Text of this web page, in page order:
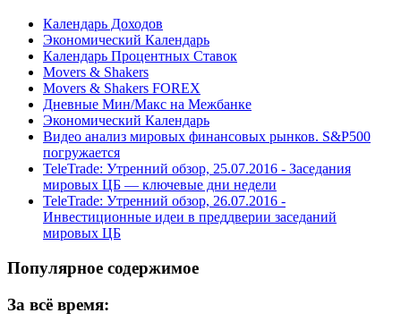
Календарь Доходов
Экономический Календарь
Календарь Процентных Ставок
Movers & Shakers
Movers & Shakers FOREX
Дневные Мин/Макс на Межбанке
Экономический Календарь
Видео анализ мировых финансовых рынков. S&P500
погружается
TeleTrade: Утренний обзор, 25.07.2016 - Заседания
мировых ЦБ — ключевые дни недели
TeleTrade: Утренний обзор, 26.07.2016 -
Инвестиционные идеи в преддверии заседаний
мировых ЦБ
Популярное содержимое
За всё время: